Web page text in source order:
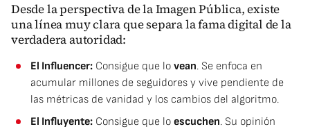
Desde la perspectiva de la Imagen Pública, existe
una línea muy clara que separa la fama digital de la
verdadera autoridad:
El Influencer: Consigue que lo vean. Se enfoca en
acumular millones de seguidores y vive pendiente de
las métricas de vanidad y los cambios del algoritmo.
El Influyente: Consigue que lo escuchen. Su opinión